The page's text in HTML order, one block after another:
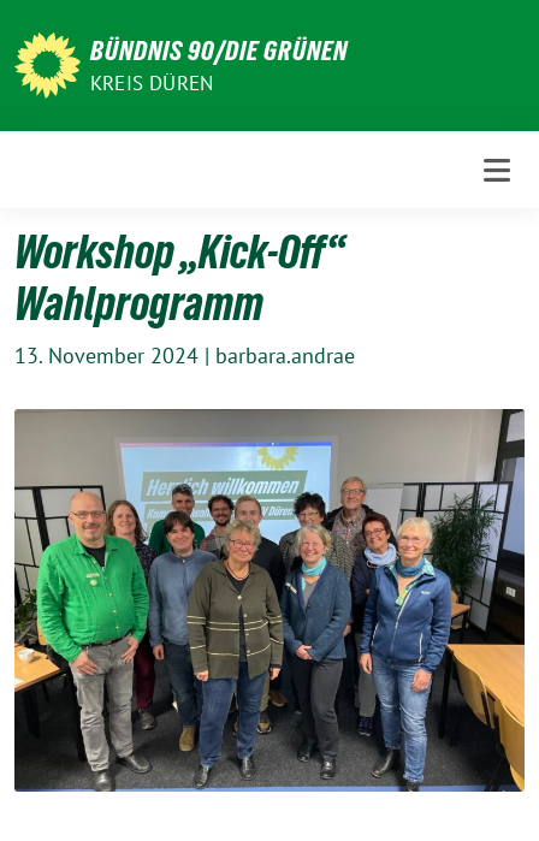
zum
Inhalt
BÜNDNIS 90/DIE GRÜNEN
KREIS DÜREN
Workshop „Kick-Off“
Wahlprogramm
13. November 2024 | barbara.andrae